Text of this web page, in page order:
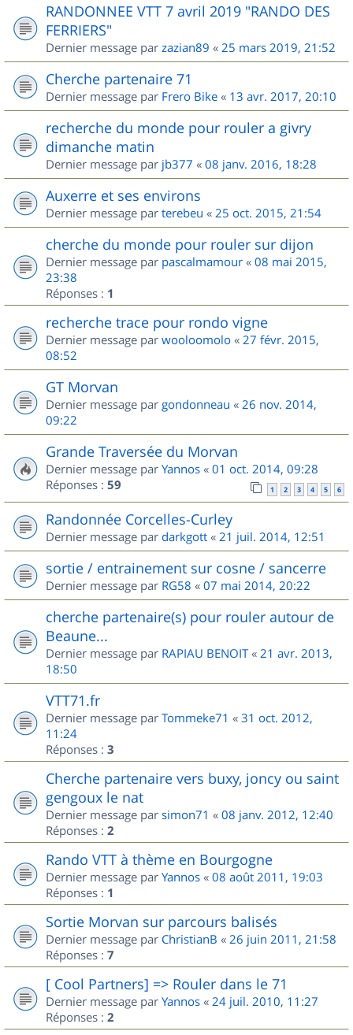
RANDONNEE VTT 7 avril 2019 "RANDO DES
FERRIERS"
Dernier message par zazian89 « 25 mars 2019, 21:52
Cherche partenaire 71
Dernier message par Frero Bike « 13 avr. 2017, 20:10
recherche du monde pour rouler a givry
dimanche matin
Dernier message par jb377 « 08 janv. 2016, 18:28
Auxerre et ses environs
Dernier message par terebeu « 25 oct. 2015, 21:54
cherche du monde pour rouler sur dijon
Dernier message par pascalmamour « 08 mai 2015,
23:38
Réponses : 1
recherche trace pour rondo vigne
Dernier message par wooloomolo « 27 févr. 2015,
08:52
GT Morvan
Dernier message par gondonneau « 26 nov. 2014,
09:22
Grande Traversée du Morvan
Dernier message par Yannos « 01 oct. 2014, 09:28
Réponses : 59 1 2 3 4 5 6
Randonnée Corcelles-Curley
Dernier message par darkgott « 21 juil. 2014, 12:51
sortie / entrainement sur cosne / sancerre
Dernier message par RG58 « 07 mai 2014, 20:22
cherche partenaire(s) pour rouler autour de
Beaune...
Dernier message par RAPIAU BENOIT« 21 avr. 2013,
18:50
VTT71.fr
Dernier message par Tommeke71 « 31 oct. 2012,
11:24
Réponses : 3
Cherche partenaire vers buxy, joncy ou saint
gengoux le nat
Dernier message par simon71 « 08 janv. 2012, 12:40
Réponses : 2
Rando VTT à thème en Bourgogne
Dernier message par Yannos « 08 août 2011, 19:03
Réponses : 1
Sortie Morvan sur parcours balisés
Dernier message par ChristianB « 26 juin 2011, 21:58
Réponses : 7
[ Cool Partners] => Rouler dans le 71
Dernier message par Yannos « 24 juil. 2010, 11:27
Réponses : 2